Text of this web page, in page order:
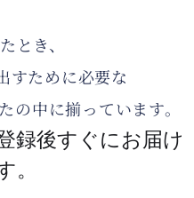
とき、
すために必要な
の中に揃っています。
録後すぐにお届け
。